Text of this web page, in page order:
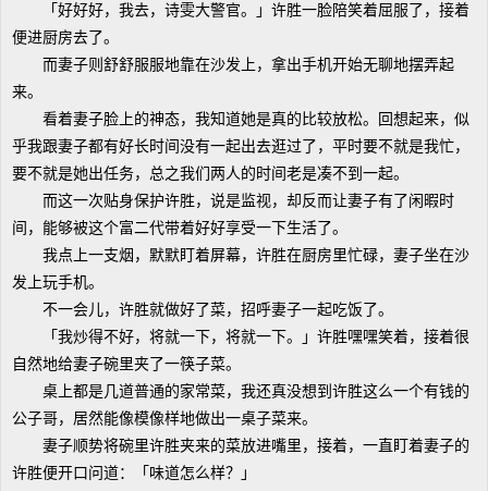
「好好好，我去，诗雯大警官。」许胜一脸陪笑着屈服了，接着
便进厨房去了。
而妻子则舒舒服服地靠在沙发上，拿出手机开始无聊地摆弄起
来。
看着妻子脸上的神态，我知道她是真的比较放松。回想起来，似
乎我跟妻子都有好长时间没有一起出去逛过了，平时要不就是我忙，
要不就是她出任务，总之我们两人的时间老是凑不到一起。
而这一次贴身保护许胜，说是监视，却反而让妻子有了闲暇时
间，能够被这个富二代带着好好享受一下生活了。
我点上一支烟，默默盯着屏幕，许胜在厨房里忙碌，妻子坐在沙
发上玩手机。
不一会儿，许胜就做好了菜，招呼妻子一起吃饭了。
「我炒得不好，将就一下，将就一下。」许胜嘿嘿笑着，接着很
自然地给妻子碗里夹了一筷子菜。
桌上都是几道普通的家常菜，我还真没想到许胜这么一个有钱的
公子哥，居然能像模像样地做出一桌子菜来。
妻子顺势将碗里许胜夹来的菜放进嘴里，接着，一直盯着妻子的
许胜便开口问道：「味道怎么样？」